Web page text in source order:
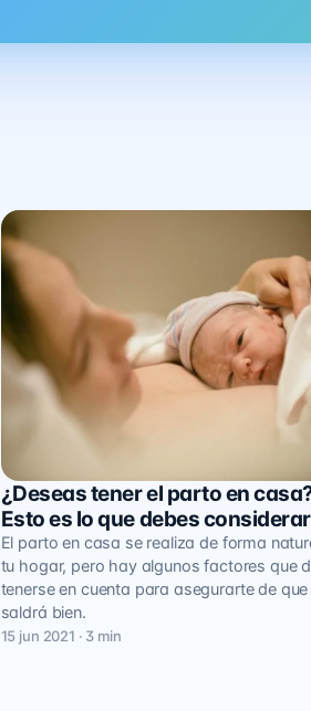
Mi familia
¿Deseas tener el parto en
Esto es lo que debes considerar
El parto en casa se realiza de forma
tu hogar, pero hay algunos factores que
tenerse en cuenta para asegurarte de
saldrá bien.
15 jun 2021 · 3 min